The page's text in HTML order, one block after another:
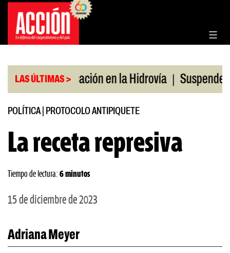
Saltar
contenido
LAS ÚLTIMAS >
Bonificación en la Hidrovía | Suspenden
POLÍTICA| PROTOCOLO ANTIPIQUETE
La receta represiva
Tiempo de lectura: 6 minutos
15 de diciembre de 2023
Adriana Meyer